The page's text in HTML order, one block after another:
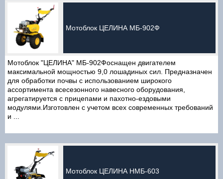
Мотоблок ЦЕЛИНА МБ-902Ф
Мотоблок "ЦЕЛИНА" МБ-902Фоснащен двигателем
максимальной мощностью 9,0 лошадиных сил. Предназначен
для обработки почвы с использованием широкого
ассортимента всесезонного навесного оборудования,
агрегатируется с прицепами и пахотно-ездовыми
модулями.Изготовлен с учетом всех современных требований
и ...
Мотоблок ЦЕЛИНА НМБ-603